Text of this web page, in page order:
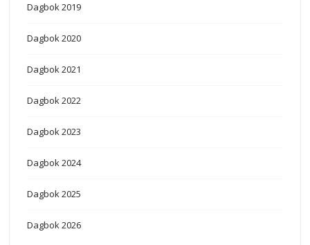
Dagbok 2019
Dagbok 2020
Dagbok 2021
Dagbok 2022
Dagbok 2023
Dagbok 2024
Dagbok 2025
Dagbok 2026